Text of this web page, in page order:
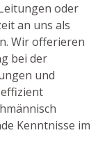
oder
an uns als
Wir offerieren
bei der
und
Kenntnisse im